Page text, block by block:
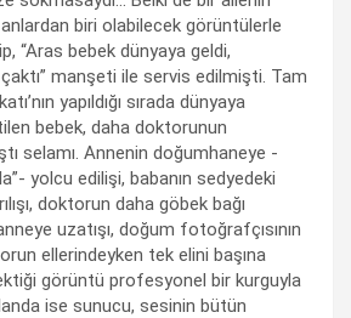
biri olabilecek görüntülerle
“Aras bebek dünyaya geldi,
manşeti ile servis edilmişti. Tam
yapıldığı sırada dünyaya
bebek, daha doktorunun
selamı. Annenin doğumhaneye -
yolcu edilişi, babanın sedyedeki
doktorun daha göbek bağı
uzatışı, doğum fotoğrafçısının
ellerindeyken tek elini başına
görüntü profesyonel bir kurguyla
ise sunucu, sesinin bütün